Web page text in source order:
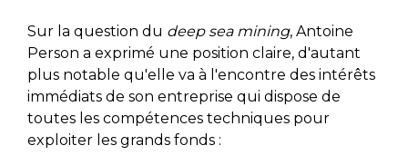
Sur la question du deep sea mining, Antoine
Person a exprimé une position claire, d'autant
plus notable qu'elle va à l'encontre des intérêts
immédiats de son entreprise qui dispose de
toutes les compétences techniques pour
exploiter les grands fonds :